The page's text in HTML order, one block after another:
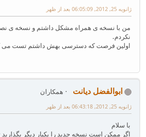
ژانویه 25, 2012, 06:05:09 بعد از ظهر
من با نسخه ی همراه مشکل داشتم و نسخه ی
نکردم.
اولین فرصت که دسترسی بهش داشتم تست می
ابوالفضل دیانت
همکاران
ژانویه 25, 2012, 06:43:18 بعد از ظهر
با سلام
اگر ممکن است نسخه جدید را یکبار دیگر